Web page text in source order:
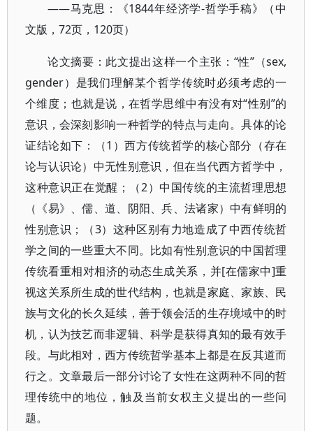
——马克思：《1844年经济学-哲学手稿》（中
文版，72页，120页）
论文摘要：此文提出这样一个主张：“性”（sex,
gender）是我们理解某个哲学传统时必须考虑的一
个维度；也就是说，在哲学思维中有没有对“性别”的
意识，会深刻影响一种哲学的特点与走向。具体的论
证结论如下：（1）西方传统哲学的核心部分（存在
论与认识论）中无性别意识，但在当代西方哲学中，
这种意识正在觉醒；（2）中国传统的主流哲理思想
（《易》、儒、道、阴阳、兵、法诸家）中有鲜明的
性别意识；（3）这种区别有力地造成了中西传统哲
学之间的一些重大不同。比如有性别意识的中国哲理
传统看重相对相济的动态生成关系，并[在儒家中]重
视这关系所生成的世代结构，也就是家庭、家族、民
族与文化的长久延续，善于领会活的生存境域中的时
机，认为技艺而非逻辑、科学是获得真知的最有效手
段。与此相对，西方传统哲学基本上都是在反其道而
行之。文章最后一部分讨论了女性在这两种不同的哲
理传统中的地位，触及当前女权主义提出的一些问
题。